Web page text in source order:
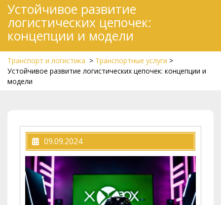
Устойчивое развитие
логистических цепочек:
концепции и модели
Транспорт и логистика > Транспортные услуги >
Устойчивое развитие логистических цепочек: концепции и
модели
09.09.2024